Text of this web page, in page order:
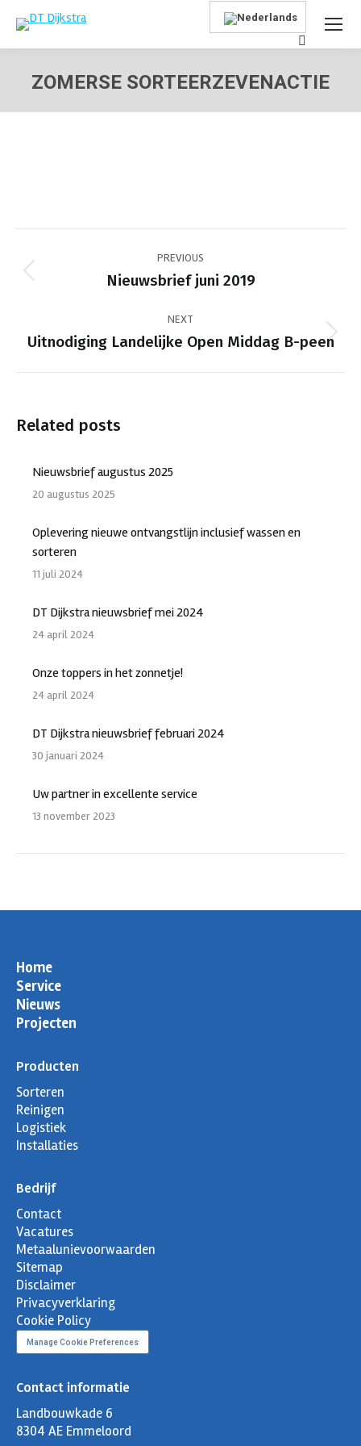
Search:
ZOMERSE SORTEERZEVENACTIE
navigation
PREVIOUS
Previous
Nieuwsbrief juni 2019
NEXT
Next
Uitnodiging Landelijke Open Middag B-peen
Related posts
Nieuwsbrief augustus 2025
20 augustus 2025
Oplevering nieuwe ontvangstlijn inclusief wassen en
sorteren
11 juli 2024
DT Dijkstra nieuwsbrief mei 2024
24 april 2024
Onze toppers in het zonnetje!
24 april 2024
DT Dijkstra nieuwsbrief februari 2024
30 januari 2024
Uw partner in excellente service
13 november 2023
Home
Service
Nieuws
Projecten
Producten
Sorteren
Reinigen
Logistiek
Installaties
Bedrijf
Contact
Vacatures
Metaalunievoorwaarden
Sitemap
Disclaimer
Privacyverklaring
Cookie Policy
Manage Cookie Preferences
Contact informatie
Landbouwkade 6
8304 AE Emmeloord